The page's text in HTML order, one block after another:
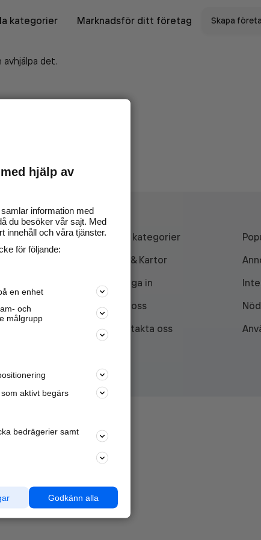
kategorier Marknadsför ditt företag Skapa
det.
företaget på
nära dig.
Alla kategorier
API & Kartor
Logga in
Om oss
Kontakta oss
hjälp av
information med
du besöker vår sajt. Med
innehåll och våra tjänster.
för följande:
en enhet
och
målgrupp
aktivt begärs
bedrägerier samt
Godkänn alla